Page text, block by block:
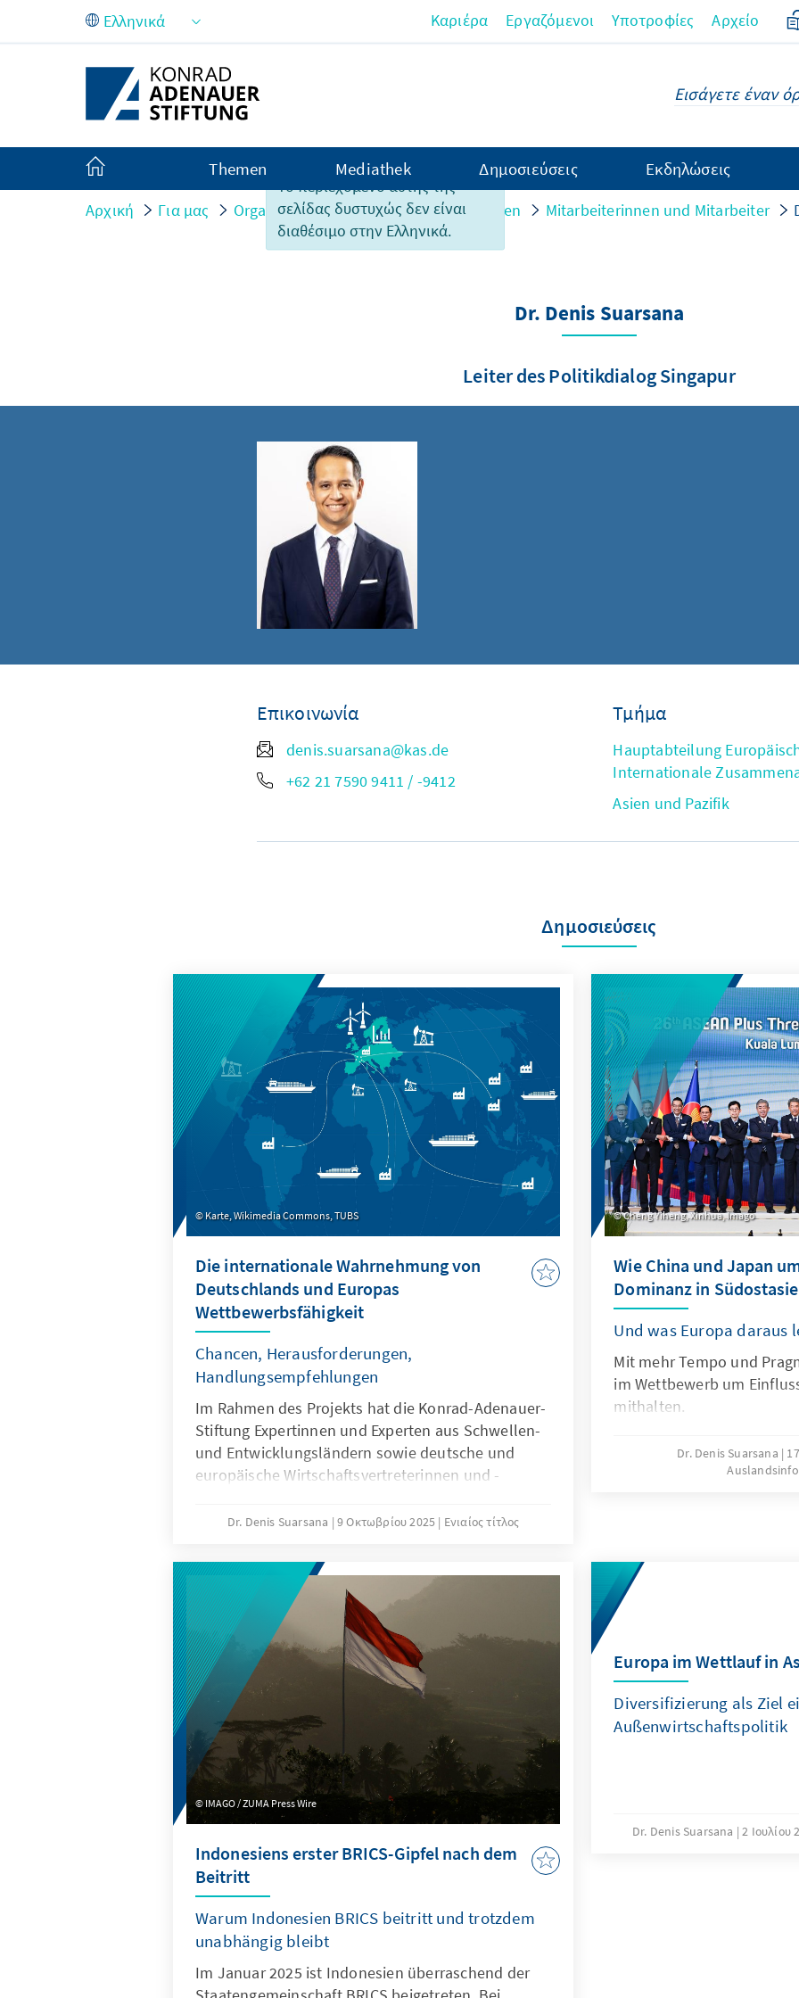
Skip to Main Content
Το περιεχόμενο αυτής της
σελίδας δυστυχώς δεν είναι
διαθέσιμο στην Ελληνικά.
Καριέρα Εργαζόμενοι Υποτροφίες Αρχείο
Themen Mediathek Δημοσιεύσεις Εκδηλώσεις
Αρχική Για μας Organisation Personen und Strukturen Mitarbeiterinnen und Mitarbeiter
Dr. Denis Suarsana
Leiter des Politikdialog Singapur
Επικοινωνία
denis.suarsana@kas.de
+62 21 7590 9411 / -9412
Τμήμα
Hauptabteilung
Internationale
Asien und Pazifik
Δημοσιεύσεις
Karte, Wikimedia Commons, TUBS
Die internationale Wahrnehmung von
Deutschlands und Europas
Wettbewerbsfähigkeit
Chancen, Herausforderungen,
Handlungsempfehlungen
Im Rahmen des Projekts hat die Konrad-Adenauer-
Stiftung Expertinnen und Experten aus Schwellen-
und Entwicklungsländern sowie deutsche und
europäische Wirtschaftsvertreterinnen und -
Deutschlands als Wirtschaftsakteure in ihren
Befragten bilden die Grundlage der vorliegenden
Analyse. Ziel ist es, Deutschlands und Europas
Wettbewerbsfähigkeit in der Welt zu analysieren
und Handlungsempfehlungen zur Stärkung der
europäischen Wettbewerbsposition im Wettlauf um
neue Wirtschaftspartner zu formulieren.
Dr. Denis Suarsana 9 Οκτωβρίου 2025 Ενιαίος τίτλος
Cheng Yiheng, Xinhua, Imago
Wie China und Japan
Dominanz in
Und was Europa daraus
Mit mehr Tempo und
im Wettbewerb um
mithalten.
Dr. Denis Suarsana
IMAGO / ZUMA Press Wire
Indonesiens erster BRICS-Gipfel nach dem
Beitritt
Warum Indonesien BRICS beitritt und trotzdem
unabhängig bleibt
Im Januar 2025 ist Indonesien überraschend der
Europa im Wettlauf in
Diversifizierung als Ziel
Außenwirtschaftspolitik
Dr. Denis Suarsana 2 Ιουλίου